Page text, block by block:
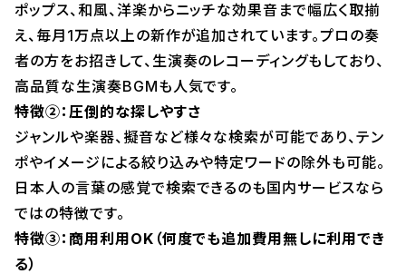
ポップス、和風、洋楽からニッチな効果音まで幅広く取揃
え、毎月1万点以上の新作が追加されています。プロの奏
者の方をお招きして、生演奏のレコーディングもしており、
高品質な生演奏BGMも人気です。
特徴②：圧倒的な探しやすさ
ジャンルや楽器、擬音など様々な検索が可能であり、テン
ポやイメージによる絞り込みや特定ワードの除外も可能。
日本人の言葉の感覚で検索できるのも国内サービスなら
ではの特徴です。
特徴③：商用利用OK（何度でも追加費用無しに利用でき
る）